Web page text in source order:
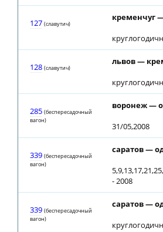
127 (славутич)
кременчуг
128 (славутич)
львов —
285 (беспересадочный
вагон)
воронеж —
31/05,2008
339 (беспересадочный
вагон)
саратов —
- 2008
339 (беспересадочный
вагон)
саратов —